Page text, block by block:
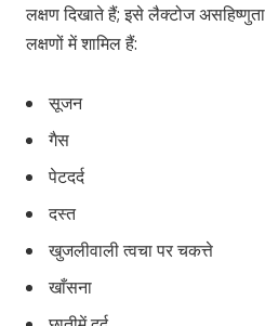
लक्षण दिखाते हैं; इसे लैक्टोज
लक्षणों में शामिल हैं:
सूजन
गैस
पेटदर्द
दस्त
खुजलीवाली त्वचा पर चकत्ते
खाँसना